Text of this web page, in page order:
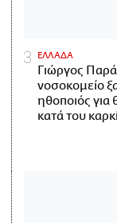
ΕΛΛΑΔΑ
Γιώργος
νοσοκομείο
ηθοποιός για
κατά του